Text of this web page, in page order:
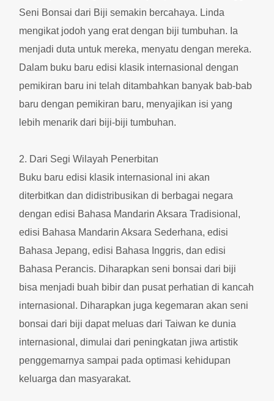
Seni Bonsai dari Biji semakin bercahaya. Linda
mengikat jodoh yang erat dengan biji tumbuhan. Ia
menjadi duta untuk mereka, menyatu dengan mereka.
Dalam buku baru edisi klasik internasional dengan
pemikiran baru ini telah ditambahkan banyak bab-bab
baru dengan pemikiran baru, menyajikan isi yang
lebih menarik dari biji-biji tumbuhan.
2. Dari Segi Wilayah Penerbitan
Buku baru edisi klasik internasional ini akan
diterbitkan dan didistribusikan di berbagai negara
dengan edisi Bahasa Mandarin Aksara Tradisional,
edisi Bahasa Mandarin Aksara Sederhana, edisi
Bahasa Jepang, edisi Bahasa Inggris, dan edisi
Bahasa Perancis. Diharapkan seni bonsai dari biji
bisa menjadi buah bibir dan pusat perhatian di kancah
internasional. Diharapkan juga kegemaran akan seni
bonsai dari biji dapat meluas dari Taiwan ke dunia
internasional, dimulai dari peningkatan jiwa artistik
penggemarnya sampai pada optimasi kehidupan
keluarga dan masyarakat.